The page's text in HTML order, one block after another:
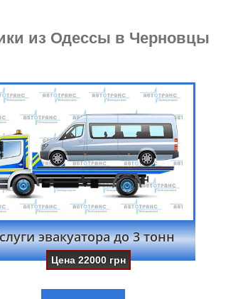
из Одессы в Черновцы
эвакуатора до 3 тонн
Цена 22000грн